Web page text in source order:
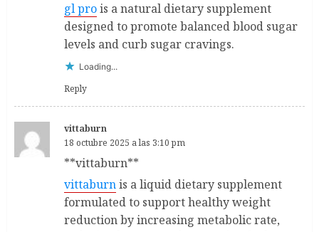
gl prois a natural dietary supplement
designed to promote balanced blood sugar
levels and curb sugar cravings.
Loading...
Reply
vittaburn
18 octubre 2025 a las 3:10 pm
** vittaburn**
vittaburnis a liquid dietary supplement
formulated to support healthy weight
reduction by increasing metabolic rate,